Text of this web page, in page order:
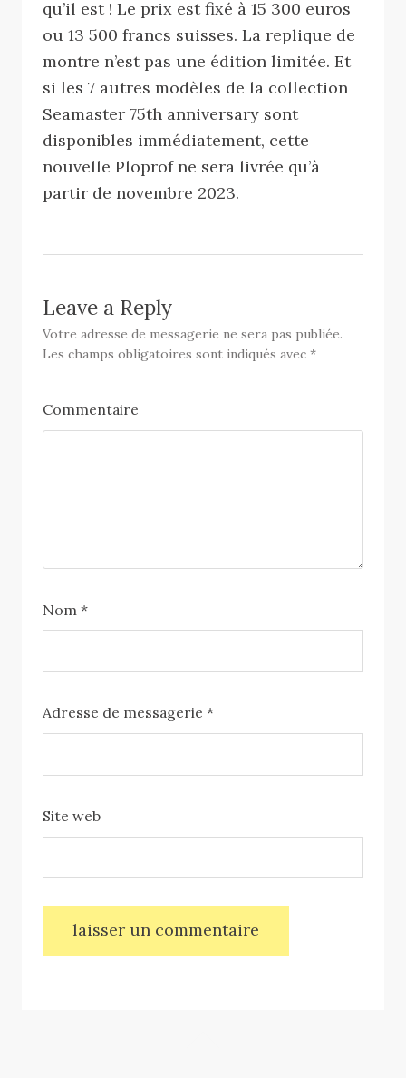
qu’il est ! Le prix est fixé à 15 300 euros
ou 13 500 francs suisses. La replique de
montre n’est pas une édition limitée. Et
si les 7 autres modèles de la collection
Seamaster 75th anniversary sont
disponibles immédiatement, cette
nouvelle Ploprof ne sera livrée qu’à
partir de novembre 2023.
Leave a Reply
Votre adresse de messagerie ne sera pas publiée.
Les champs obligatoires sont indiqués avec*
Commentaire
Nom*
Adresse de messagerie*
Site web